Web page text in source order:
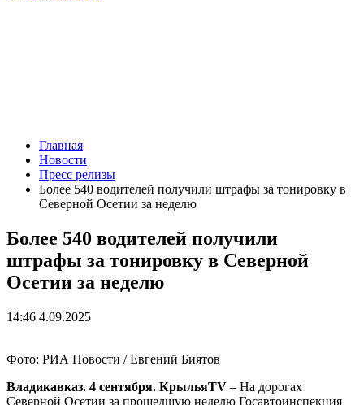
Главная
Новости
Пресс релизы
Более 540 водителей получили штрафы за тонировку в
Северной Осетии за неделю
Более 540 водителей получили
штрафы за тонировку в Северной
Осетии за неделю
14:46 4.09.2025
Фото: РИА Новости / Евгений Биятов
Владикавказ. 4 сентября. КрыльяTV – На дорогах
Северной Осетии за прошедшую неделю Госавтоинспекция